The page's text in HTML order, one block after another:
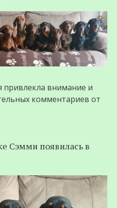
привлекла внимание и
комментариев от
Сэмми появилась в